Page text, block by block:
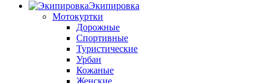
Экипировка
Мотокуртки
Дорожные
Спортивные
Туристические
Урбан
Кожаные